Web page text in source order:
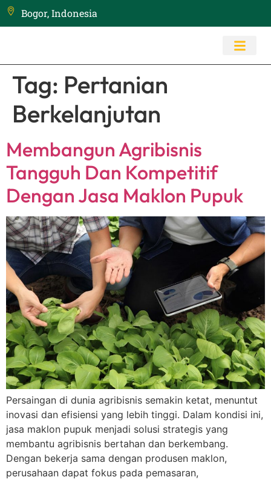
Bogor, Indonesia
Tag: Pertanian
Berkelanjutan
Membangun Agribisnis
Tangguh Dan Kompetitif
Dengan Jasa Maklon Pupuk
Persaingan di dunia agribisnis semakin ketat, menuntut
inovasi dan efisiensi yang lebih tinggi. Dalam kondisi ini,
jasa maklon pupuk menjadi solusi strategis yang
membantu agribisnis bertahan dan berkembang.
Dengan bekerja sama dengan produsen maklon,
perusahaan dapat fokus pada pemasaran,